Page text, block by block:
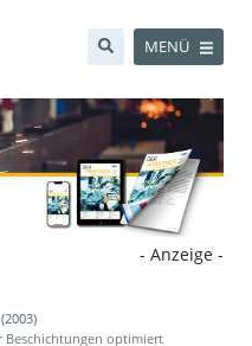
MENÜ
- Anzeige -
Beschichtungen optimiert